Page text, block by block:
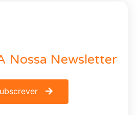
Nossa Newsletter